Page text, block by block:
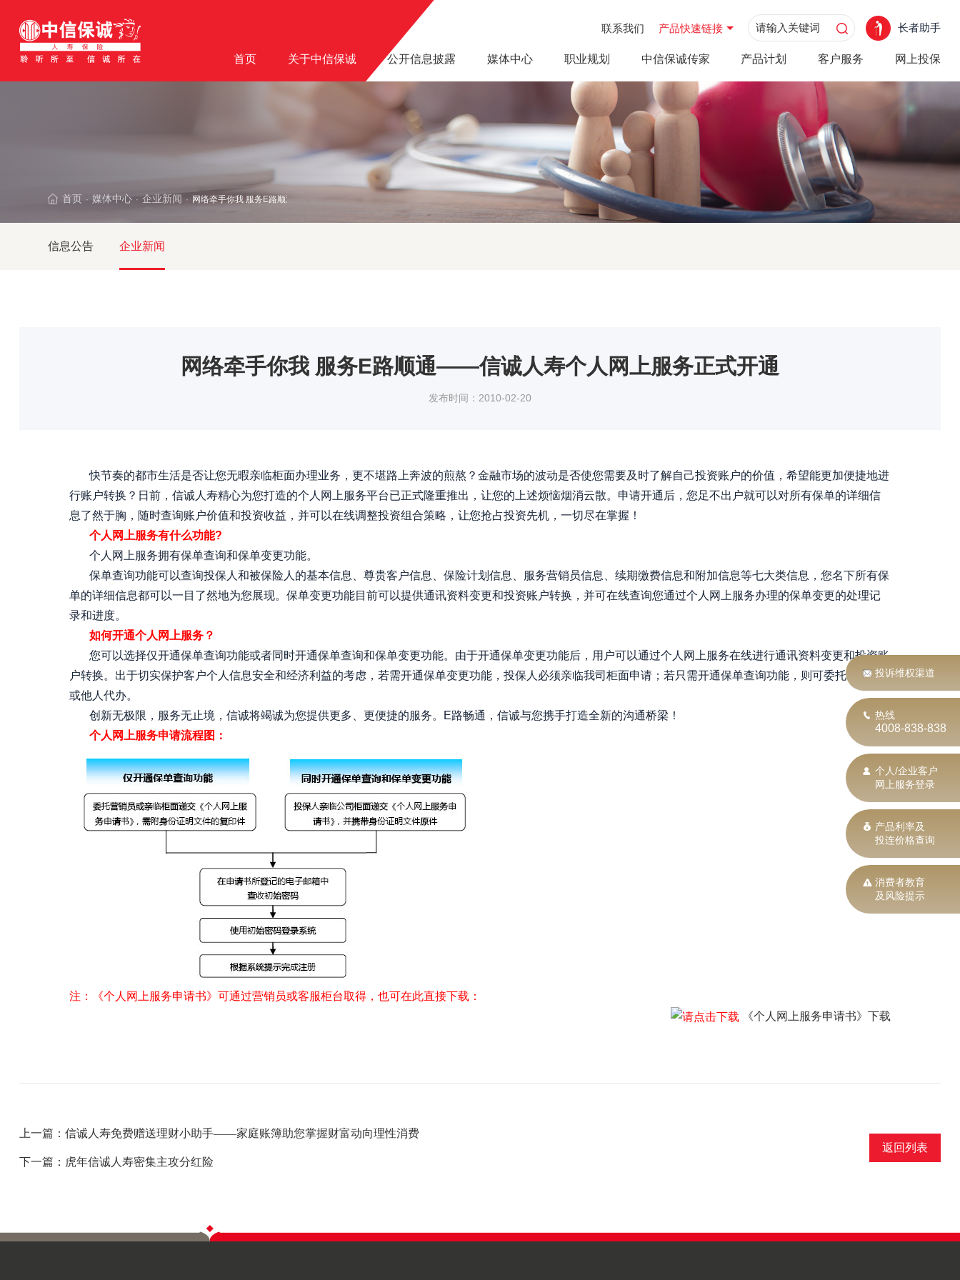
联系我们 产品快速链接 长者助手
首页 关于中信保诚 公开信息披露 媒体中心 职业规划 中信保诚传家 产品计划 客户服务 网上投保
首页 · 媒体中心 · 企业新闻 · 网络牵手你我 服务E路顺通——信诚人寿个人网上服务正式开通
信息公告 企业新闻
网络牵手你我 服务E路顺通——信诚人寿个人网上服务正式开通
发布时间：2010-02-20
快节奏的都市生活是否让您无暇亲临柜面办理业务，更不堪路上奔波的煎熬？金融市场的波动是否使您需要及时了解自己投资账户的价值，希望能更加便捷地进
行账户转换？日前，信诚人寿精心为您打造的个人网上服务平台已正式隆重推出，让您的上述烦恼烟消云散。申请开通后，您足不出户就可以对所有保单的详细信
息了然于胸，随时查询账户价值和投资收益，并可以在线调整投资组合策略，让您抢占投资先机，一切尽在掌握！
个人网上服务有什么功能?
个人网上服务拥有保单查询和保单变更功能。
保单查询功能可以查询投保人和被保险人的基本信息、尊贵客户信息、保险计划信息、服务营销员信息、续期缴费信息和附加信息等七大类信息，您名下所有保
单的详细信息都可以一目了然地为您展现。保单变更功能目前可以提供通讯资料变更和投资账户转换，并可在线查询您通过个人网上服务办理的保单变更的处理记
录和进度。
如何开通个人网上服务？
您可以选择仅开通保单查询功能或者同时开通保单查询和保单变更功能。由于开通保单变更功能后，用户可以通过个人网上服务在线进行通讯资料变更和投资账
户转换。出于切实保护客户个人信息安全和经济利益的考虑，若需开通保单变更功能，投保人必须亲临我司柜面申请；若只需开通保单查询功能，则可委托营销员
或他人代办。
创新无极限，服务无止境，信诚将竭诚为您提供更多、更便捷的服务。E路畅通，信诚与您携手打造全新的沟通桥梁！
个人网上服务申请流程图：
注：《个人网上服务申请书》可通过营销员或客服柜台取得，也可在此直接下载：
《个人网上服务申请书》下载
上一篇：信诚人寿免费赠送理财小助手——家庭账簿助您掌握财富动向理性消费
下一篇：虎年信诚人寿密集主攻分红险
返回列表
投诉维权渠道
热线
4008-838-838
个人/企业客户
网上服务登录
产品利率及
投连价格查询
消费者教育
及风险提示